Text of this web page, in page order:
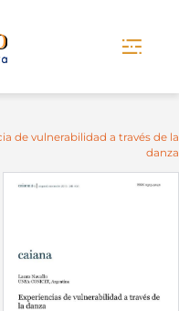
de vulnerabilidad a través de la
danza